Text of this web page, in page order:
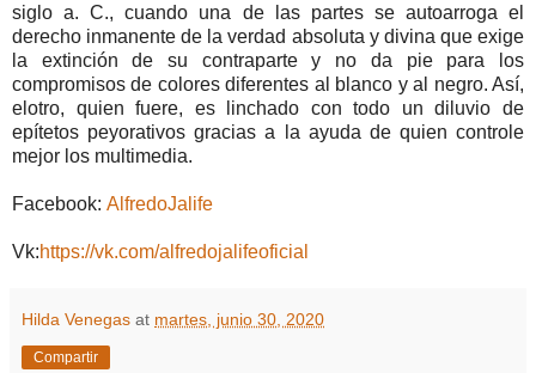
siglo a. C., cuando una de las partes se autoarroga el
derecho inmanente de la verdad absoluta y divina que exige
la extinción de su contraparte y no da pie para los
compromisos de colores diferentes al blanco y al negro. Así,
elotro, quien fuere, es linchado con todo un diluvio de
epítetos peyorativos gracias a la ayuda de quien controle
mejor los multimedia.
Facebook: AlfredoJalife
Vk:https://vk.com/alfredojalifeoficial
Hilda Venegas at martes, junio 30, 2020
Compartir